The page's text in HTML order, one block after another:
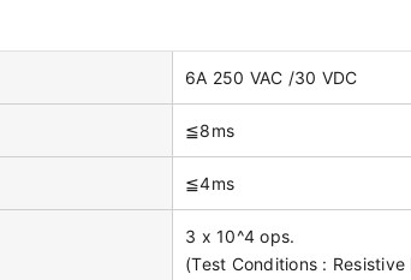
6A 250 VAC /30 VDC
≦8ms
≦4ms
3 x 10^4 ops.
(Test Conditions :